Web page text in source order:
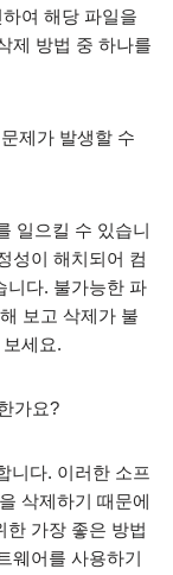
여 해당 파일을
제 방법 중 하나를
제가 발생할 수
일으킬 수 있습니
성이 해치되어 컴
니다. 불가능한 파
보고 삭제가 불
세요.
가요?
니다. 이러한 소프
삭제하기 때문에
한 가장 좋은 방법
웨어를 사용하기